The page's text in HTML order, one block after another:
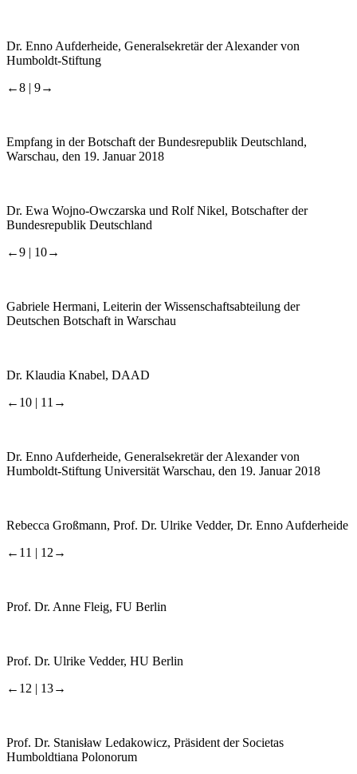
Dr. Enno Aufderheide, Generalsekretär der Alexander von
Humboldt-Stiftung
←8 | 9→
Empfang in der Botschaft der Bundesrepublik Deutschland,
Warschau, den 19. Januar 2018
Dr. Ewa Wojno-Owczarska und Rolf Nikel, Botschafter der
Bundesrepublik Deutschland
←9 | 10→
Gabriele Hermani, Leiterin der Wissenschaftsabteilung der
Deutschen Botschaft in Warschau
Dr. Klaudia Knabel, DAAD
←10 | 11→
Dr. Enno Aufderheide, Generalsekretär der Alexander von
Humboldt-Stiftung Universität Warschau, den 19. Januar 2018
Rebecca Großmann, Prof. Dr. Ulrike Vedder, Dr. Enno Aufderheide
←11 | 12→
Prof. Dr. Anne Fleig, FU Berlin
Prof. Dr. Ulrike Vedder, HU Berlin
←12 | 13→
Prof. Dr. Stanisław Ledakowicz, Präsident der Societas
Humboldtiana Polonorum